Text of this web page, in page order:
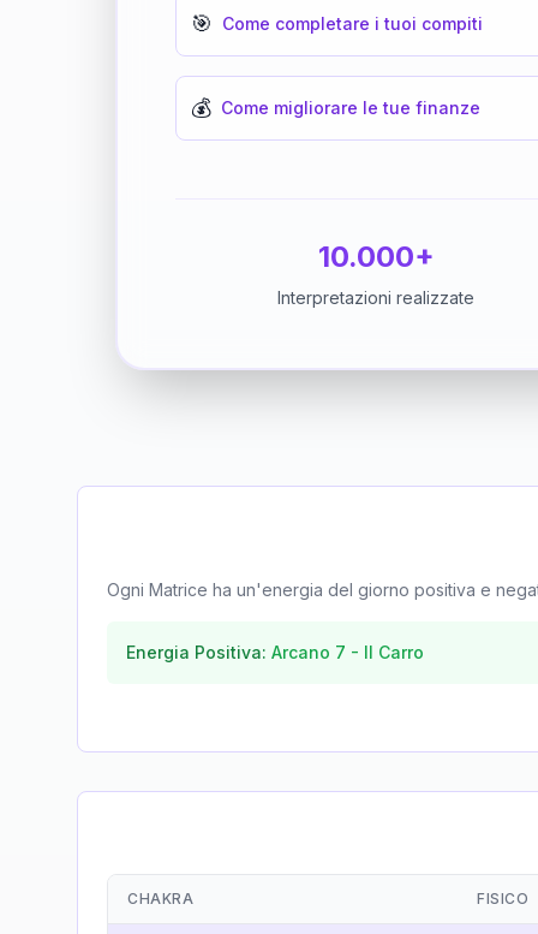
🎯 Come completare i tuoi compiti
💰 Come migliorare le tue finanze
10.000+
Interpretazioni realizzate
Ogni Matrice ha un'energia del giorno positiva e
Energia Positiva: Arcano 7 - Il Carro
CHAKRA FISICO